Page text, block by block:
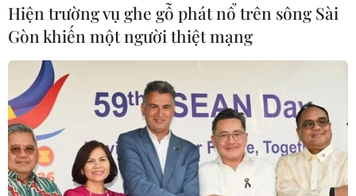
TIN CÙNG CHUYÊN MỤC
Hiện trường vụ ghe gỗ phát nổ trên sông Sài
Gòn khiến một người thiệt mạng